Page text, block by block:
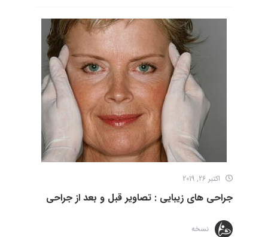
اکتبر 26, 2019
جراحی های زیبایی : تصاویر قبل و بعد از جراحی
نسخه